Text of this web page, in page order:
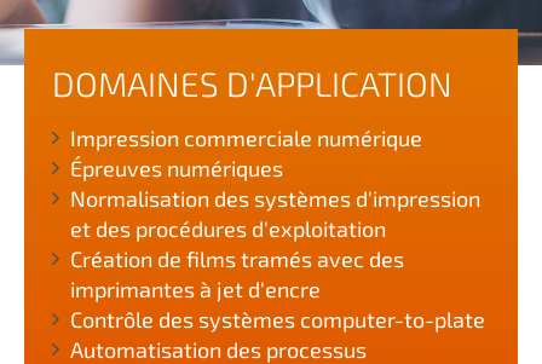
DOMAINES D'APPLICATION
Impression commerciale numérique
Épreuves numériques
Normalisation des systèmes d'impression
et des procédures d'exploitation
Création de films tramés avec des
imprimantes à jet d'encre
Contrôle des systèmes computer-to-plate
Automatisation des processus